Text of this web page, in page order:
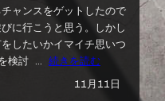
ャンスをゲットしたので
に行こうと思う。しかし
したいかイマイチ思いつ
検討 … 続きを読む
11月11日